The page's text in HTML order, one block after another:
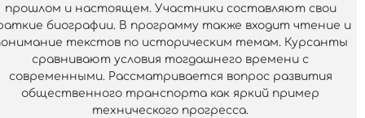
прошлом и настоящем. Участники составляют свои
биографии. В программу также входит чтение и
текстов по историческим темам. Курсанты
сравнивают условия тогдашнего времени с
современными. Рассматривается вопрос развития
общественного транспорта как яркий пример
технического прогресса.